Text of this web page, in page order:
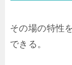
その場の特性
できる。